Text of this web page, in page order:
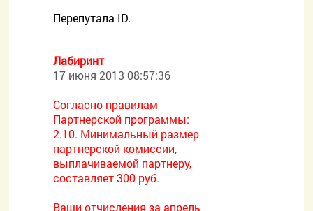
Перепутала ID.
Лабиринт
17 июня 2013 08:57:36
Согласно правилам
Партнерской программы:
2.10. Минимальный размер
партнерской комиссии,
выплачиваемой партнеру,
составляет 300 руб.
Ваши отчисления за апрель